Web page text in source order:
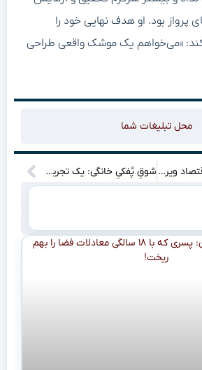
پرواز بود. او هدف نهایی خود را
«می‌خواهم یک موشک واقعی طراحی
محل تبلیغات شما
فرهنگ گمشده، اقتصاد ویران! شوقِ پُفکیِ خانگی: یک تجربه‌ی فرمند، فراتر از یک شیرینی!